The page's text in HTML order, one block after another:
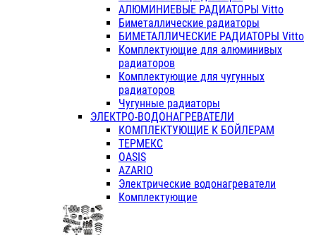
АЛЮМИНИЕВЫЕ РАДИАТОРЫ Vitto
Биметаллические радиаторы
БИМЕТАЛЛИЧЕСКИЕ РАДИАТОРЫ Vitto
Комплектующие для алюминивых
радиаторов
Комплектующие для чугунных
радиаторов
Чугунные радиаторы
ЭЛЕКТРО-ВОДОНАГРЕВАТЕЛИ
КОМПЛЕКТУЮЩИЕ К БОЙЛЕРАМ
ТЕРМЕКС
OASIS
AZARIO
Электрические водонагреватели
Комплектующие